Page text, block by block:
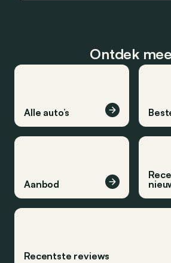
Ontdek
Alle auto’s
Aanbod
Recentste reviews